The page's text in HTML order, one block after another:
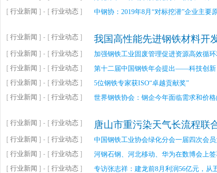
[ 行业新闻 ] - [ 行业动态 ] 中钢协：2019年8月“对标挖潜”企业主要
[ 行业新闻 ] - [ 行业动态 ] 我国高性能先进钢铁材料开
[ 行业新闻 ] - [ 行业动态 ] 加强钢铁工业固废管理促进资源高效循
[ 行业新闻 ] - [ 行业动态 ] 第十二届中国钢铁年会提出——科技创新
[ 行业新闻 ] - [ 行业动态 ] 5位钢铁专家获ISO“卓越贡献奖”
[ 行业新闻 ] - [ 行业动态 ] 世界钢铁协会：钢企今年面临需求和价
[ 行业新闻 ] - [ 行业动态 ] 唐山市重污染天气长流程联
[ 行业新闻 ] - [ 行业动态 ] 中国钢铁工业协会绿化分会一届四次会
[ 行业新闻 ] - [ 行业动态 ] 河钢石钢、河北移动、华为在数博会上
[ 行业新闻 ] - [ 行业动态 ] 专访张志祥：建龙前8月利润56亿元，从